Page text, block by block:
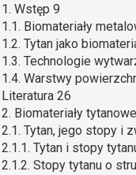
1. Wstęp 9
1.1. Biomateriały
1.2. Tytan jako
1.3. Technologie
1.4. Warstwy
Literatura 26
2. Biomateriały
2.1. Tytan, jego stopy i
2.1.1. Tytan i stopy
2.1.2. Stopy tytanu o